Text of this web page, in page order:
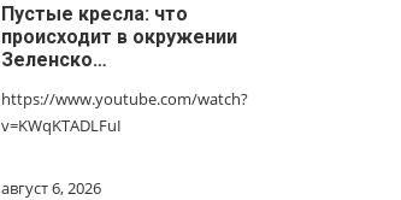
Пустые кресла: что
происходит в окружении
Зеленско…
https://www.youtube.com/watch?
v=KWqKTADLFuI
август 6, 2026